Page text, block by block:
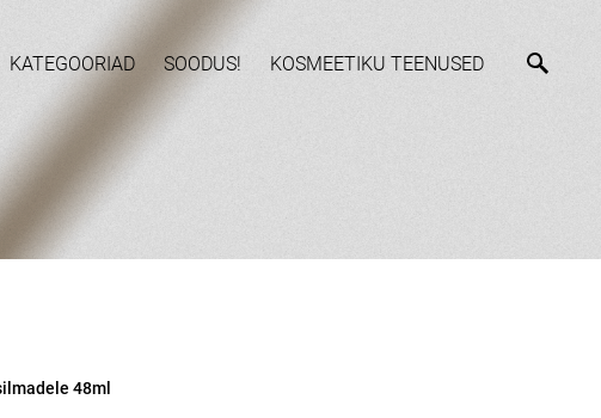
KATEGOORIAD SOODUS! KOSMEETIKU TEENUSED
48ml